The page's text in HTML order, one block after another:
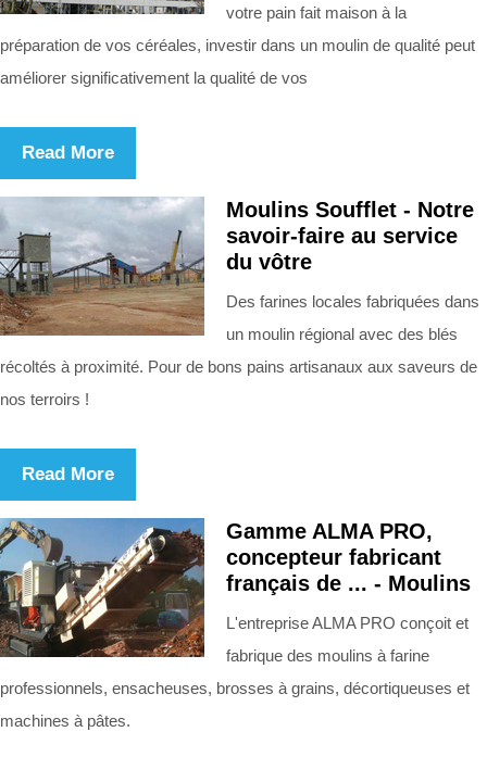
votre pain fait maison à la
préparation de vos céréales, investir dans un moulin de qualité peut
améliorer significativement la qualité de vos
Read More
Moulins Soufflet - Notre
savoir-faire au service
du vôtre
Des farines locales fabriquées dans
un moulin régional avec des blés
récoltés à proximité. Pour de bons pains artisanaux aux saveurs de
nos terroirs !
Read More
Gamme ALMA PRO,
concepteur fabricant
français de ... - Moulins
L'entreprise ALMA PRO conçoit et
fabrique des moulins à farine
professionnels, ensacheuses, brosses à grains, décortiqueuses et
machines à pâtes.